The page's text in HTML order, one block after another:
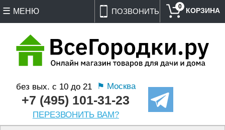
ПОЗВОНИТЬ
без вых. с 10 до 21 ⚑ Москва
+7 (495) 101-31-23
ПЕРЕЗВОНИТЬ ВАМ?
0
МЕНЮ